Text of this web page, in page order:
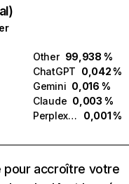
Other 99,938 %
ChatGPT 0,042 %
Gemini 0,016 %
Claude 0,003 %
Perplexity
0,001 %
pour accroître votre